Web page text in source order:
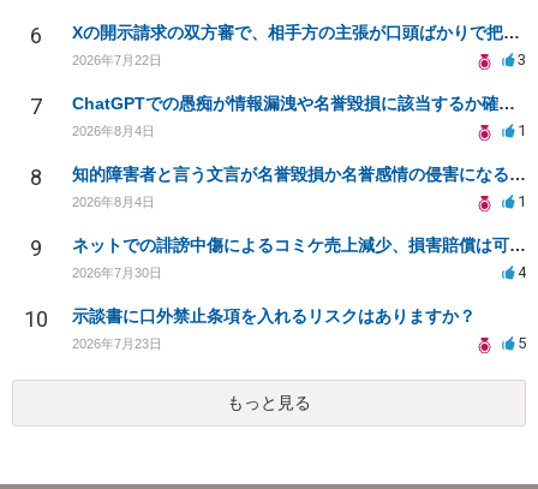
6 Xの開示請求の双方審で、相手方の主張が口頭ばかりで把握しきれません
2026年7月22日 3
7 ChatGPTでの愚痴が情報漏洩や名誉毀損に該当するか確認したい
2026年8月4日 1
8 知的障害者と言う文言が名誉毀損か名誉感情の侵害になるか教えてほしい。
2026年8月4日 1
9 ネットでの誹謗中傷によるコミケ売上減少、損害賠償は可能か？
2026年7月30日 4
10 示談書に口外禁止条項を入れるリスクはありますか？
2026年7月23日 5
もっと見る